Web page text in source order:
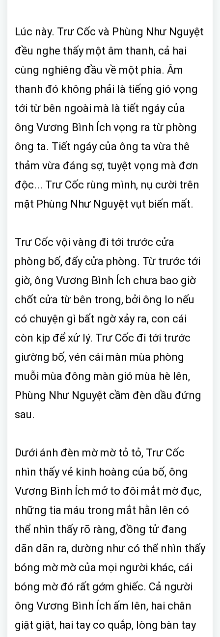
Lúc này. Trư Cốc và Phùng Như Nguyệt
đều nghe thấy một âm thanh, cả hai
cùng nghiêng đầu về một phía. Âm
thanh đó không phải là tiếng gió vọng
tới từ bên ngoài mà là tiết ngáy của
ông Vương Bình Ích vọng ra từ phòng
ông ta. Tiết ngáy của ông ta vừa thê
thảm vừa đáng sợ, tuyệt vọng mà đơn
độc... Trư Cốc rùng mình, nụ cười trên
mặt Phùng Như Nguyệt vụt biến mất.
Trư Cốc vội vàng đi tới trước cửa
phòng bố, đẩy cửa phòng. Từ trước tới
giờ, ông Vương Bình Ích chưa bao giờ
chốt cửa từ bên trong, bởi ông lo nếu
có chuyện gì bất ngờ xảy ra, con cái
còn kịp để xử lý. Trư Cốc đi tới trước
giường bố, vén cái màn mùa phòng
muỗi mùa đông màn gió mùa hè lên,
Phùng Như Nguyệt cầm đèn dầu đứng
sau.
Dưới ánh đèn mờ mờ tỏ tỏ, Trư Cốc
nhìn thấy vẻ kinh hoàng của bố, ông
Vương Bình Ích mở to đôi mắt mờ đục,
những tia máu trong mắt hằn lên có
thể nhìn thấy rõ ràng, đồng tử đang
dãn dãn ra, dường như có thể nhìn thấy
bóng mờ mờ của mọi người khác, cái
bóng mờ đó rất gớm ghiếc. Cả người
ông Vương Bình Ích ấm lên, hai chân
giật giật, hai tay co quắp, lòng bàn tay